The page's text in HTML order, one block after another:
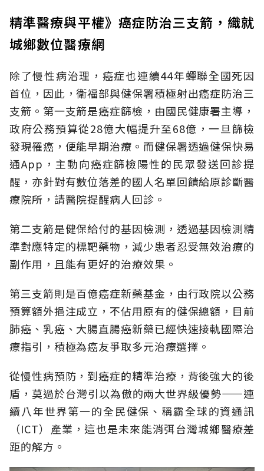
精準醫療與平權》癌症防治三支箭，織就
城鄉數位醫療網
除了慢性病治理，癌症也連續44年蟬聯全國死因
首位，因此，衛福部與健保署積極射出癌症防治三
支箭。第一支箭是癌症篩檢，由國民健康署主導，
政府公務預算從28億大幅提升至68億，一旦篩檢
發現罹癌，便能早期治療。而健保署透過健保快易
通App，主動向癌症篩檢陽性的民眾發送回診提
醒，亦針對有數位落差的國人名單回饋給原診斷醫
療院所，請醫院提醒病人回診。
第二支箭是健保給付的基因檢測，透過基因檢測精
準對應特定的標靶藥物，減少患者忍受無效治療的
副作用，且能有更好的治療效果。
第三支箭則是百億癌症新藥基金，由行政院以公務
預算額外挹注成立，不佔用原有的健保總額，目前
肺癌、乳癌、大腸直腸癌新藥已經快速接軌國際治
療指引，積極為癌友爭取多元治療選擇。
從慢性病預防，到癌症的精準治療，背後強大的後
盾，莫過於台灣引以為傲的兩大世界級優勢——連
續八年世界第一的全民健保、稱霸全球的資通訊
（ICT）產業，這也是未來能消弭台灣城鄉醫療差
距的解方。